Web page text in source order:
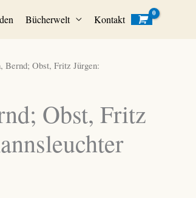
Bücherwelt Kontakt
Bernd; Obst, Fritz Jürgen:
Obst, Fritz